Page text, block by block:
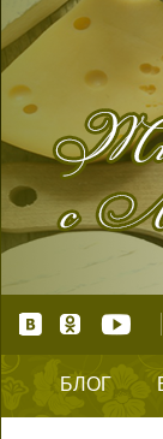
БЛОГ